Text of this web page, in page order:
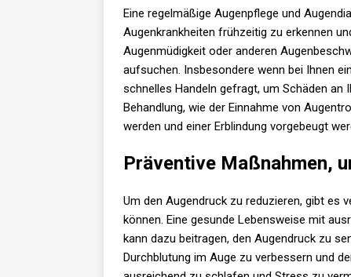
Eine regelmäßige Augenpflege und
Augenkrankheiten frühzeitig zu erkennen
Augenmüdigkeit oder anderen
aufsuchen. Insbesondere wenn bei Ihnen
schnelles Handeln gefragt, um Schäden an
Behandlung, wie der Einnahme von
werden und einer Erblindung vorgebeugt
Präventive Maßnahmen,
Um den Augendruck zu reduzieren, gibt es
können. Eine gesunde Lebensweise mit
kann dazu beitragen, den Augendruck zu
Durchblutung im Auge zu verbessern und